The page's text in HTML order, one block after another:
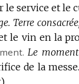
le service et le
Terre consacrée,
le vin en la
Le
de la messe.
).